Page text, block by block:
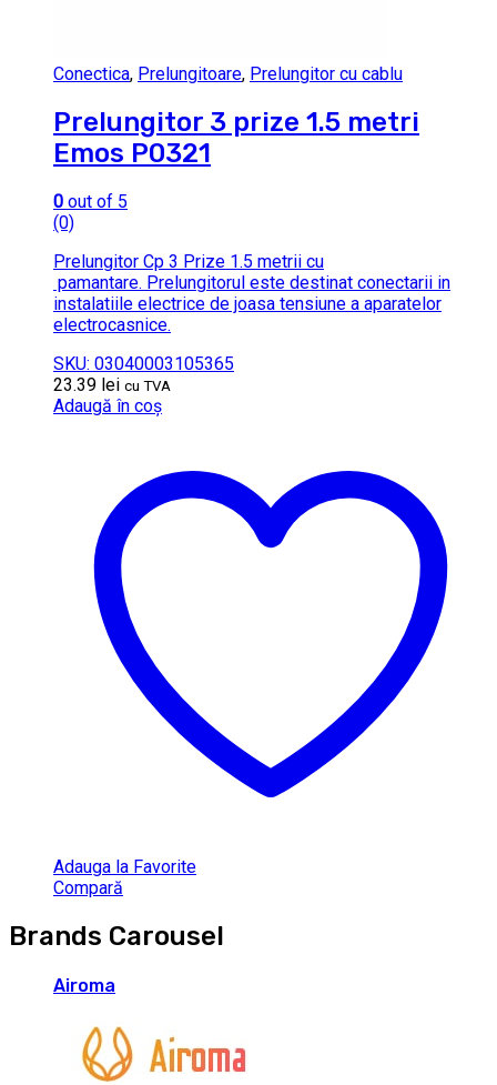
Conectica, Prelungitoare, Prelungitor cu cablu
Prelungitor 3 prize 1.5 metri
Emos P0321
0 out of 5
(0)
Prelungitor Cp 3 Prize 1.5 metrii cu
pamantare. Prelungitorul este destinat conectarii in
instalatiile electrice de joasa tensiune a aparatelor
electrocasnice.
SKU: 03040003105365
23.39 lei cu TVA
Adaugă în coș
Adauga la Favorite
Compară
Brands Carousel
Airoma